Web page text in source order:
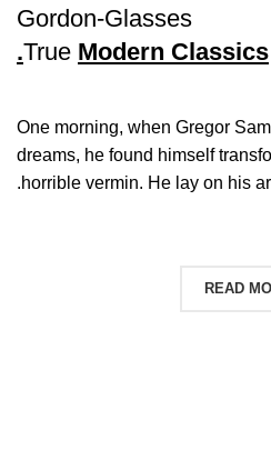
Gordon-Glasses
True Modern Classics.
One morning, when Gregor
dreams, he found himself
horrible vermin. He lay on his
READ